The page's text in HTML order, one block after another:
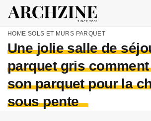
HOME SOLS ET MURS PARQUET
Une jolie salle de
parquet gris
son parquet pour la
sous pente